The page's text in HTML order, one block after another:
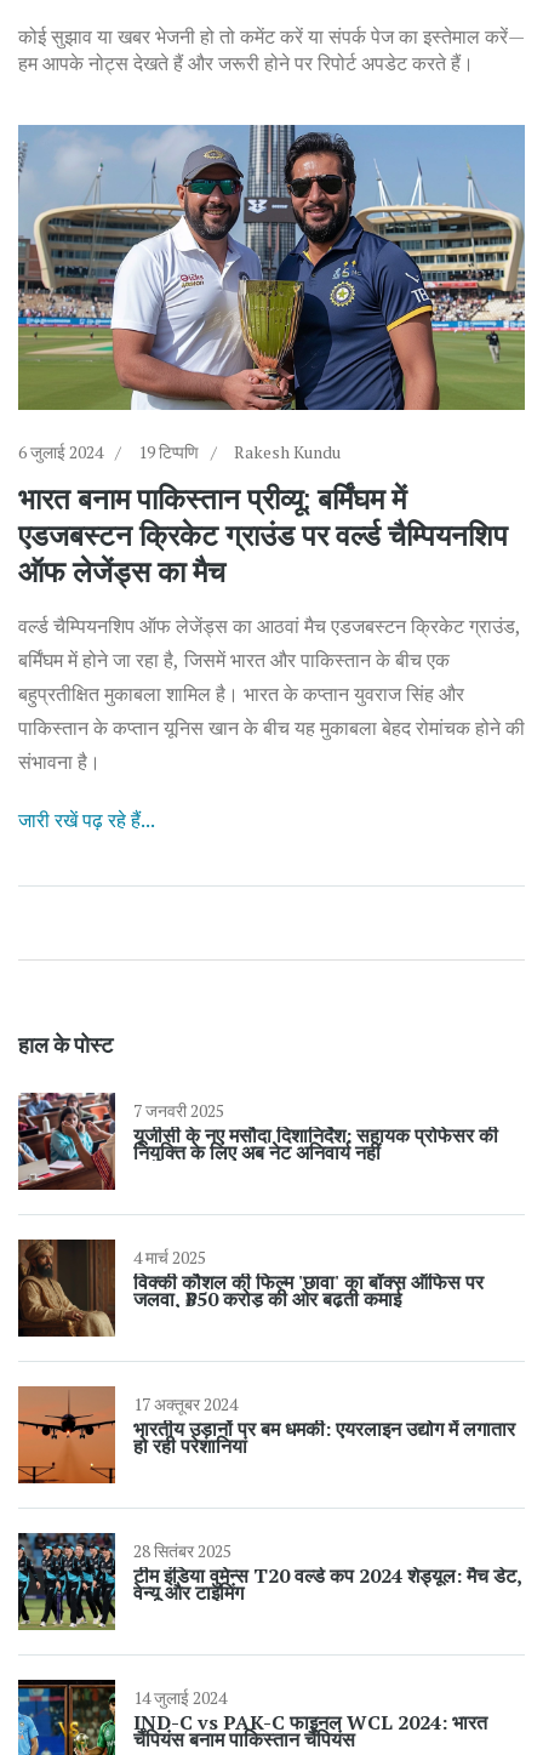
कोई सुझाव या खबर भेजनी हो तो कमेंट करें या संपर्क पेज का इस्तेमाल करें—
हम आपके नोट्स देखते हैं और जरूरी होने पर रिपोर्ट अपडेट करते हैं।
6 जुलाई 2024 19 टिप्पणि Rakesh Kundu
भारत बनाम पाकिस्तान प्रीव्यू: बर्मिंघम में
एडजबस्टन क्रिकेट ग्राउंड पर वर्ल्ड चैम्पियनशिप
ऑफ लेजेंड्स का मैच
वर्ल्ड चैम्पियनशिप ऑफ लेजेंड्स का आठवां मैच एडजबस्टन क्रिकेट ग्राउंड,
बर्मिंघम में होने जा रहा है, जिसमें भारत और पाकिस्तान के बीच एक
बहुप्रतीक्षित मुकाबला शामिल है। भारत के कप्तान युवराज सिंह और
पाकिस्तान के कप्तान यूनिस खान के बीच यह मुकाबला बेहद रोमांचक होने की
संभावना है।
जारी रखें पढ़ रहे हैं...
हाल के पोस्ट
7 जनवरी 2025
यूजीसी के नए मसौदा दिशानिर्देश: सहायक प्रोफेसर की
नियुक्ति के लिए अब नेट अनिवार्य नहीं
4 मार्च 2025
विक्की कौशल की फिल्म 'छावा' का बॉक्स ऑफिस पर
जलवा, ₹350 करोड़ की ओर बढ़ती कमाई
17 अक्तूबर 2024
भारतीय उड़ानों पर बम धमकी: एयरलाइन उद्योग में लगातार
हो रही परेशानियां
28 सितंबर 2025
टीम इंडिया वुमेन्स T20 वर्ल्ड कप 2024 शेड्यूल: मैच डेट,
वेन्यू और टाइमिंग
14 जुलाई 2024
IND-C vs PAK-C फाइनल WCL 2024: भारत
चैंपियंस बनाम पाकिस्तान चैंपियंस